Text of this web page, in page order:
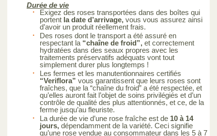
Durée de vie
Exigez des roses transportées dans des boîtes qui
portent la date d’arrivage, vous vous assurez ainsi
d’avoir un produit réellement frais.
Des roses dont le transport a été assuré en
respectant la “chaîne de froid”, et correctement
hydratées dans des seaux propres avec les
traitements préservatifs adéquats vont tout
simplement durer plus longtemps !
Les fermes et les manutentionnaires certifiés
“Veriflora” vous garantissent que leurs roses sont
fraîches, que la “chaîne du froid” a été respectée, et
qu’elles auront fait l’objet de soins privilégiés et d’un
contrôle de qualité des plus attentionnés, et ce, de la
ferme jusqu’au fleuriste.
La durée de vie d’une rose fraîche est de 10 à 14
jours, dépendamment de la variété. Ceci signifie
qu’une rose vendue au consommateur dans les 5 à 7